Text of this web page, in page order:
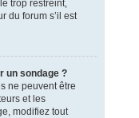
trop restreint,
du forum s’il est
un sondage ?
ne peuvent être
et les
modifiez tout